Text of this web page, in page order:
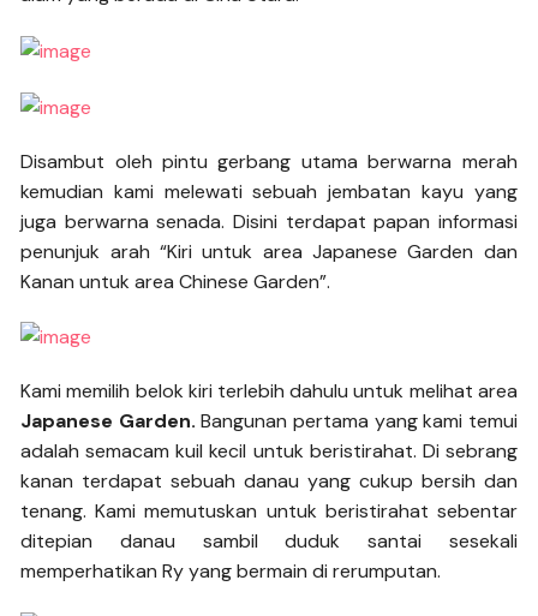
Disambut oleh pintu gerbang utama berwarna merah
kemudian kami melewati sebuah jembatan kayu yang
juga berwarna senada. Disini terdapat papan informasi
penunjuk arah “Kiri untuk area Japanese Garden dan
Kanan untuk area Chinese Garden”.
Kami memilih belok kiri terlebih dahulu untuk melihat area
Japanese Garden. Bangunan pertama yang kami temui
adalah semacam kuil kecil untuk beristirahat. Di sebrang
kanan terdapat sebuah danau yang cukup bersih dan
tenang. Kami memutuskan untuk beristirahat sebentar
ditepian danau sambil duduk santai sesekali
memperhatikan Ry yang bermain di rerumputan.